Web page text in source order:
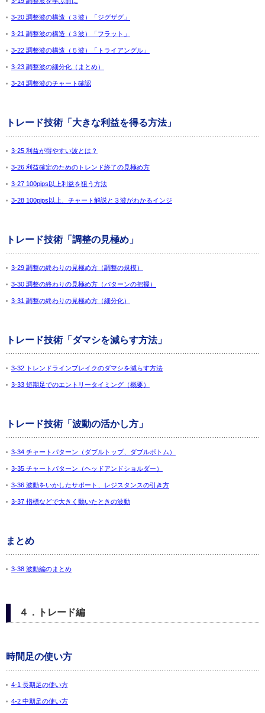
3-20 調整波の構造（３波）「ジグザグ」
3-21 調整波の構造（３波）「フラット」
3-22 調整波の構造（５波）「トライアングル」
3-23 調整波の細分化（まとめ）
3-24 調整波のチャート確認
トレード技術「大きな利益を得る方法」
3-25 利益が得やすい波とは？
3-26 利益確定のためのトレンド終了の見極め方
3-27 100pips以上利益を狙う方法
3-28 100pips以上、チャート解説と３波がわかるインジ
トレード技術「調整の見極め」
3-29 調整の終わりの見極め方（調整の規模）
3-30 調整の終わりの見極め方（パターンの把握）
3-31 調整の終わりの見極め方（細分化）
トレード技術「ダマシを減らす方法」
3-32 トレンドラインブレイクのダマシを減らす方法
3-33 短期足でのエントリータイミング（概要）
トレード技術「波動の活かし方」
3-34 チャートパターン（ダブルトップ、ダブルボトム）
3-35 チャートパターン（ヘッドアンドショルダー）
3-36 波動をいかしたサポート、レジスタンスの引き方
3-37 指標などで大きく動いたときの波動
まとめ
3-38 波動編のまとめ
４．トレード編
時間足の使い方
4-1 長期足の使い方
4-2 中期足の使い方